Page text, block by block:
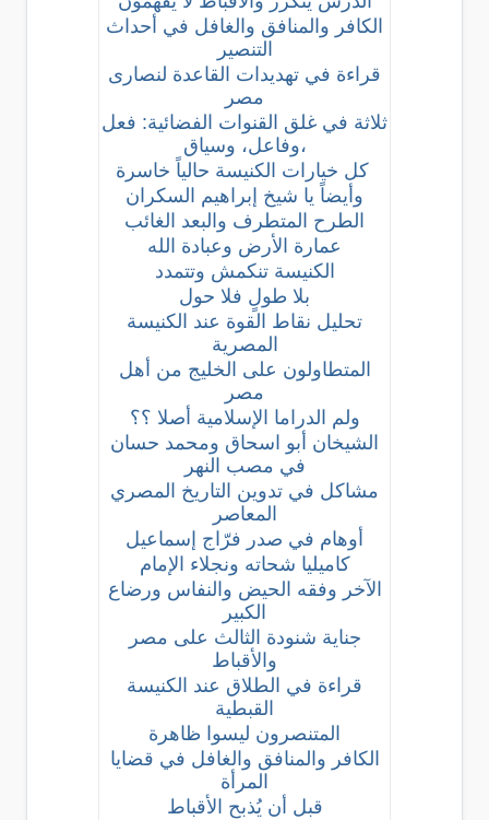
الكافر والمنافق والغافل في أحداث
التنصير
قراءة في تهديدات القاعدة لنصارى
مصر
ثلاثة في غلق القنوات الفضائية: فعل
،وفاعل، وسياق
كل خيارات الكنيسة حالياً خاسرة
وأيضاً يا شيخ إبراهيم السكران
الطرح المتطرف والبعد الغائب
عمارة الأرض وعبادة الله
الكنيسة تنكمش وتتمدد
بلا طولٍ فلا حول
تحليل نقاط القوة عند الكنيسة
المصرية
المتطاولون على الخليج من أهل
مصر
ولم الدراما الإسلامية أصلا ؟؟
الشيخان أبو اسحاق ومحمد حسان
في مصب النهر
مشاكل في تدوين التاريخ المصري
المعاصر
أوهام في صدر فرّاج إسماعيل
كاميليا شحاته ونجلاء الإمام
الآخر وفقه الحيض والنفاس ورضاع
الكبير
جناية شنودة الثالث على مصر
والأقباط
قراءة في الطلاق عند الكنيسة
القبطية
المتنصرون ليسوا ظاهرة
الكافر والمنافق والغافل في قضايا
المرأة
قبل أن يُذبح الأقباط